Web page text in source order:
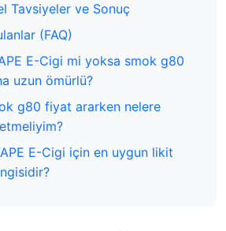
Tavsiyeler ve Sonuç
(FAQ)
E-Cigi mi yoksa smok g80
uzun ömürlü?
g80 fiyat ararken nelere
E-Cigi için en uygun likit